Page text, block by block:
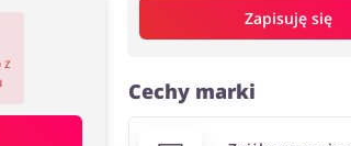
z
Zapisuję się
Cechy marki